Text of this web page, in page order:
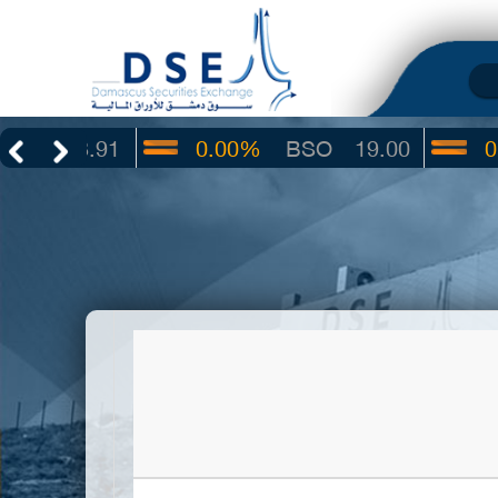
3.91 19.00
BSO
0.00% 0.00%